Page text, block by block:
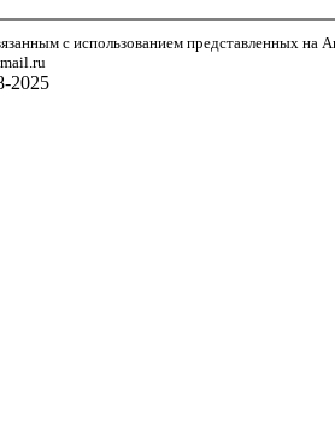
с использованием представленных на
2025